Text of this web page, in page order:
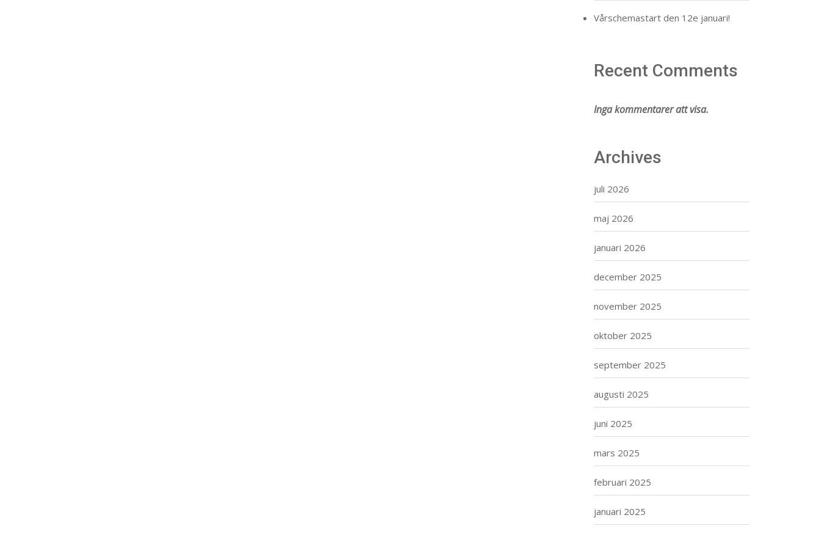
Vårschemastart den 12e januari!
Recent Comments
Inga kommentarer att visa.
Archives
juli 2026
maj 2026
januari 2026
december 2025
november 2025
oktober 2025
september 2025
augusti 2025
juni 2025
mars 2025
februari 2025
januari 2025